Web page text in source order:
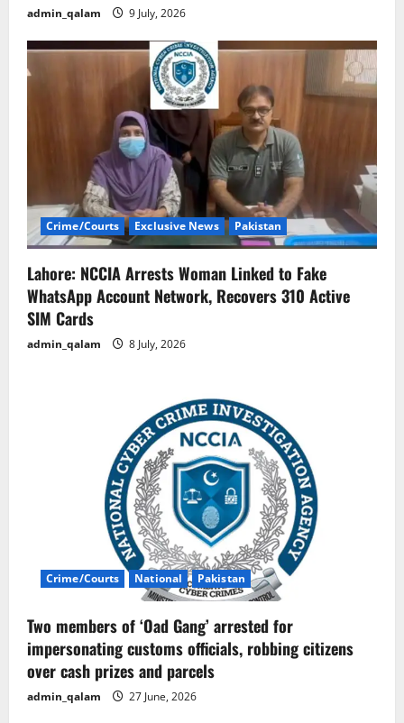
admin_qalam 9 July, 2026
Crime/Courts Exclusive News Pakistan
Lahore: NCCIA Arrests Woman Linked to Fake
WhatsApp Account Network, Recovers 310 Active
SIM Cards
admin_qalam 8 July, 2026
Crime/Courts National Pakistan
Two members of ‘Oad Gang’ arrested for
impersonating customs officials, robbing citizens
over cash prizes and parcels
admin_qalam 27 June, 2026